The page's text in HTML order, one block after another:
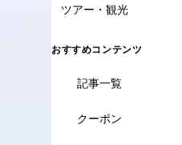
ツアー・観光
おすすめコンテンツ
記事一覧
クーポン